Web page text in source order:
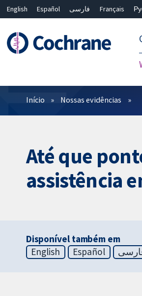
English Español فارسی Français
Filtros
Início Nossas evidências
Até que
assistência
Disponível também em
English
Español